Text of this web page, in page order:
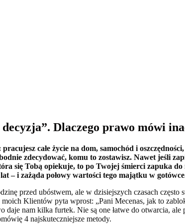
Dlaczego prawo mówi
całe życie na dom, samochód i
zdecydować, komu to zostawisz. Nawet jeśli
się Tobą opiekuje, to po Twojej śmierci zapuka
– i zażąda połowy wartości tego majątku w
przed ubóstwem, ale w dzisiejszych czasach często
Klientów pyta wprost: „Pani Mecenas, jak to
daje nam kilka furtek. Nie są one łatwe do otwarcia,
4 najskuteczniejsze metody.